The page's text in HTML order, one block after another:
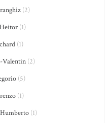
(2)
(1)
(1)
Valentin (2)
(5)
(1)
(1)